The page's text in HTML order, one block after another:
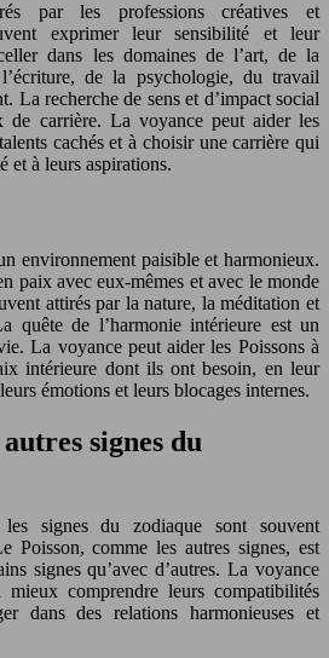
par les professions créatives et
exprimer leur sensibilité et leur
dans les domaines de l’art, de la
de la psychologie, du travail
La recherche de sens et d’impact social
de carrière. La voyance peut aider les
cachés et à choisir une carrière qui
et à leurs aspirations.
environnement paisible et harmonieux.
paix avec eux-mêmes et avec le monde
attirés par la nature, la méditation et
quête de l’harmonie intérieure est un
La voyance peut aider les Poissons à
intérieure dont ils ont besoin, en leur
émotions et leurs blocages internes.
signes du
signes du zodiaque sont souvent
Poisson, comme les autres signes, est
signes qu’avec d’autres. La voyance
comprendre leurs compatibilités
dans des relations harmonieuses et